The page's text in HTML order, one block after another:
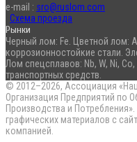
e-mail : sro@ruslom.com
Схема проезда
Рынки
Черный лом: Fe. Цветной лом:
коррозионностойкие стали.
Лом спецсплавов: Nb, W, Ni,
транспортных средств.
© 2012–2026, Ассоциация
Организация Предприятий
Производства и
графических материалов с
компанией.